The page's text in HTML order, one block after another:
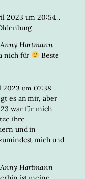
2023 um 20:54
Hartmann
nich für
Beste
...DIESE
2023 um 07:38
es an mir, aber
war für mich
ihre
und in
mich und
Hartmann
...DIESE